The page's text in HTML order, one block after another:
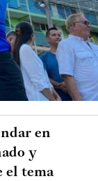
en
y
el tema